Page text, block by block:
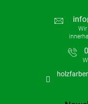
info